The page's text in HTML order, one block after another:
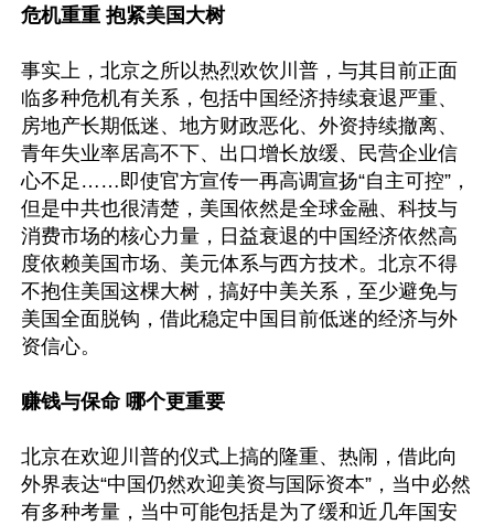
危机重重 抱紧美国大树
事实上，北京之所以热烈欢饮川普，与其目前正面
临多种危机有关系，包括中国经济持续衰退严重、
房地产长期低迷、地方财政恶化、外资持续撤离、
青年失业率居高不下、出口增长放缓、民营企业信
心不足……即使官方宣传一再高调宣扬“自主可控”，
但是中共也很清楚，美国依然是全球金融、科技与
消费市场的核心力量，日益衰退的中国经济依然高
度依赖美国市场、美元体系与西方技术。北京不得
不抱住美国这棵大树，搞好中美关系，至少避免与
美国全面脱钩，借此稳定中国目前低迷的经济与外
资信心。
赚钱与保命 哪个更重要
北京在欢迎川普的仪式上搞的隆重、热闹，借此向
外界表达“中国仍然欢迎美资与国际资本”，当中必然
有多种考量，当中可能包括是为了缓和近几年国安